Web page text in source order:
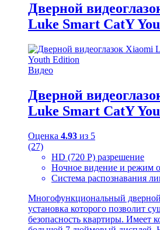
Дверной
Luke Smart CatY
Видео
Дверной
Luke Smart CatY
Оценка 4.93 из 5
(27)
HD (720 P) разрешение
Ночное видение и режим
Система распознавания
Многофункциональный
установка которого позволит
безопасность квартиры. Имеет